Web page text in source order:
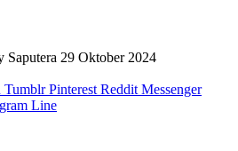
Saputera 29 Oktober 2024
Tumblr Pinterest Reddit Messenger
Line